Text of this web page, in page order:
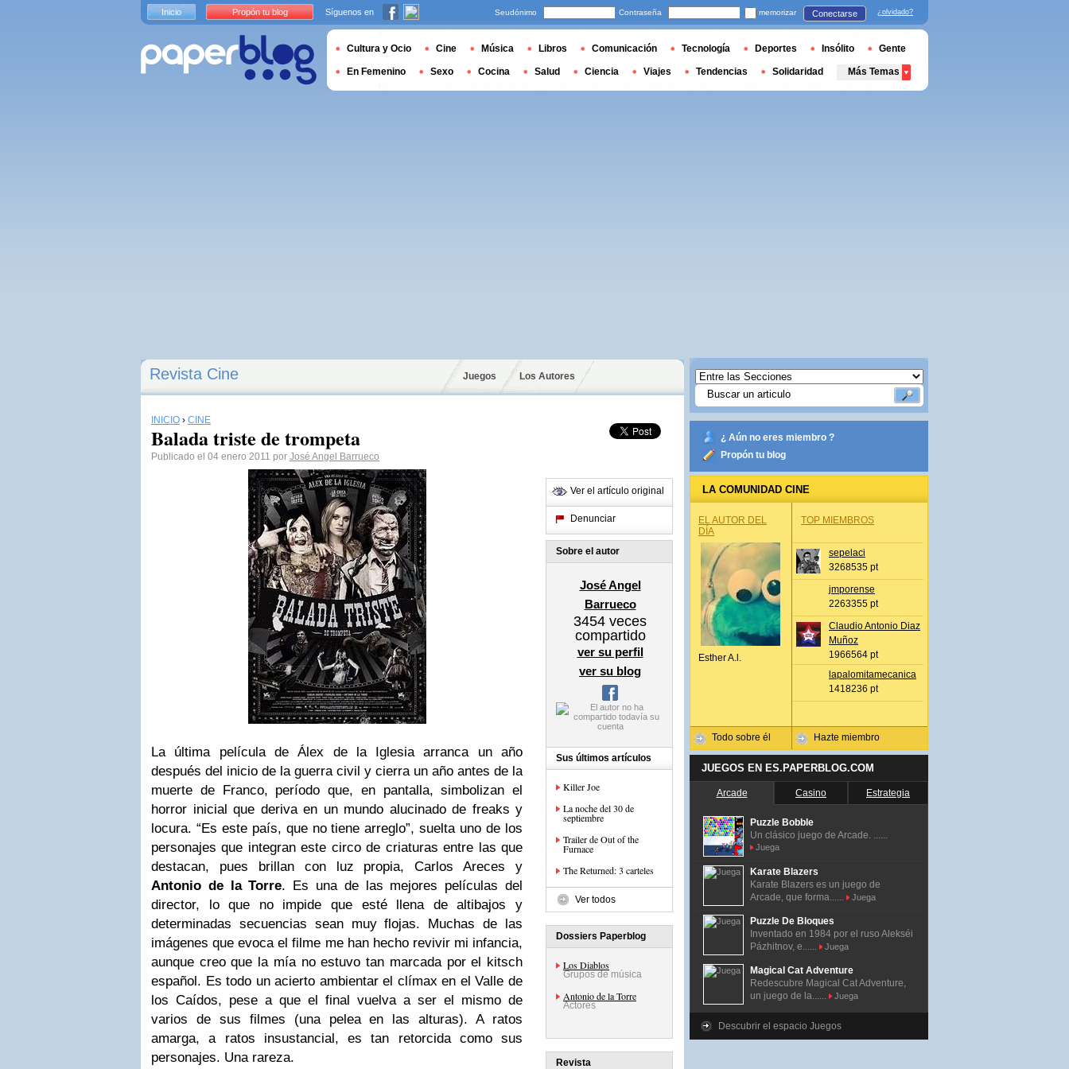
Revista Cine Juegos Los Autores
INICIO › CINE
Balada triste de trompeta
Publicado el 04 enero 2011 por José Angel Barrueco
La última película de Álex de la Iglesia arranca un año
después del inicio de la guerra civil y cierra un año antes de la
muerte de Franco, período que, en pantalla, simbolizan el
horror inicial que deriva en un mundo alucinado de freaks y
locura. “Es este país, que no tiene arreglo”, suelta uno de los
personajes que integran este circo de criaturas entre las que
destacan, pues brillan con luz propia, Carlos Areces y
Antonio de la Torre. Es una de las mejores películas del
director, lo que no impide que esté llena de altibajos y
determinadas secuencias sean muy flojas. Muchas de las
imágenes que evoca el filme me han hecho revivir mi infancia,
aunque creo que la mía no estuvo tan marcada por el kitsch
español. Es todo un acierto ambientar el clímax en el Valle de
los Caídos, pese a que el final vuelva a ser el mismo de
varios de sus filmes (una pelea en las alturas). A ratos
amarga, a ratos insustancial, es tan retorcida como sus
personajes. Una rareza.
Ver el artículo original
Denunciar
Sobre el autor
José Angel
Barrueco
3454 veces
compartido
ver su perfil
ver su blog
Sus últimos artículos
Killer Joe
La noche del 30 de
septiembre
Trailer de Out of the
Furnace
The Returned: 3 carteles
Ver todos
Dossiers Paperblog
Los Diablos
Grupos de música
Antonio de la Torre
Actores
Revista
¿ Aún no eres miembro ?
Propón tu blog
LA COMUNIDAD CINE
EL AUTOR DEL
DÍA
Esther A.l.
Todo sobre él
TOP MIEMBROS
sepelaci
3268535 pt
jmporense
2263355 pt
Claudio Antonio Diaz
Muñoz
1966564 pt
lapalomitamecanica
1418236 pt
Hazte miembro
JUEGOS EN ES.PAPERBLOG.COM
Arcade Casino Estrategia
Puzzle Bobble
Un clásico juego de Arcade. ......
Juega
Karate Blazers
Karate Blazers es un juego de
Arcade, que forma......
Juega
Puzzle De Bloques
Inventado en 1984 por el ruso Alekséi
Pázhitnov, e......
Juega
Magical Cat Adventure
Redescubre Magical Cat Adventure,
un juego de la......
Juega
Descubrir el espacio Juegos
Inicio Propón tu blog Síguenos en Seudónimo Contraseña memorizar Conectarse ¿olvidado?
Cultura y Ocio Cine Música Libros Comunicación Tecnología Deportes Insólito Gente
En Femenino Sexo Cocina Salud Ciencia Viajes Tendencias Solidaridad Más Temas